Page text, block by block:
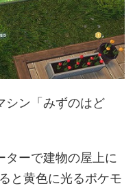
シン「みずのはど
ターで建物の屋上に
と黄色に光るポケモ